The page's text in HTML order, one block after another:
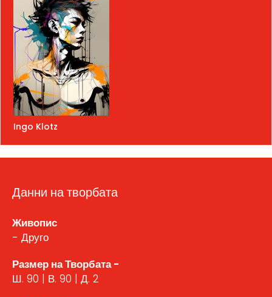
Ingo Klotz
Данни на творбата
Живопис
- Друго
Размер на Творбата -
Ш. 90 | В. 90 | Д. 2